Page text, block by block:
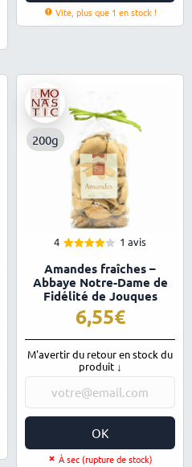
Vite, plus que 1 en stock !
200g
4
4.00sur
5
1 avis
Amandes fraîches –
Abbaye Notre-Dame de
Fidélité de Jouques
6,55
M'avertir du retour en stock du
produit ↓
OK
À sec (rupture de stock)